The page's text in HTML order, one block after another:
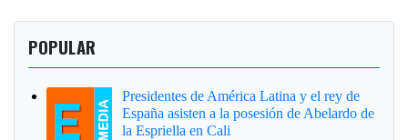
POPULAR
Presidentes de América Latina y el rey de
España asisten a la posesión de Abelardo de
la Espriella en Cali